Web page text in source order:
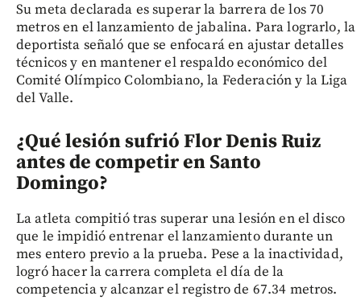
Su meta declarada es superar la barrera de los 70
metros en el lanzamiento de jabalina. Para lograrlo, la
deportista señaló que se enfocará en ajustar detalles
técnicos y en mantener el respaldo económico del
Comité Olímpico Colombiano, la Federación y la Liga
del Valle.
¿Qué lesión sufrió Flor Denis Ruiz
antes de competir en Santo
Domingo?
La atleta compitió tras superar una lesión en el disco
que le impidió entrenar el lanzamiento durante un
mes entero previo a la prueba. Pese a la inactividad,
logró hacer la carrera completa el día de la
competencia y alcanzar el registro de 67.34 metros.